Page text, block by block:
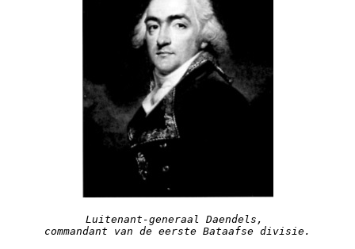
Luitenant-generaal Daendels,
commandant van de eerste Bataafse divisie.